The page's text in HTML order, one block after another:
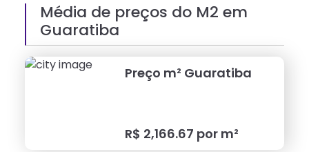
Média de preços do M2 em
Guaratiba
Preço m² Guaratiba
R$ 2,166.67 por m²